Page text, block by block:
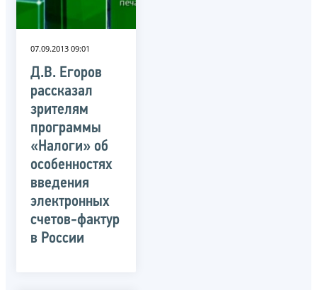
07.09.2013 09:01
Д.В. Егоров
рассказал
зрителям
программы
«Налоги» об
особенностях
введения
электронных
счетов-фактур
в России